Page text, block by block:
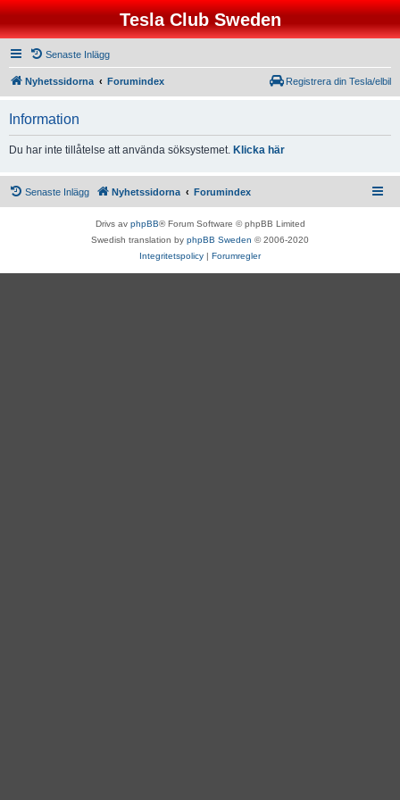
Tesla Club Sweden
Senaste Inlägg
Nyhetssidorna Forumindex Registrera din Tesla/elbil
Information
Du har inte tillåtelse att använda söksystemet. Klicka här
Senaste Inlägg Nyhetssidorna Forumindex
Drivs av phpBB® Forum Software © phpBB Limited
Swedish translation by phpBB Sweden © 2006-2020
Integritetspolicy | Forumregler